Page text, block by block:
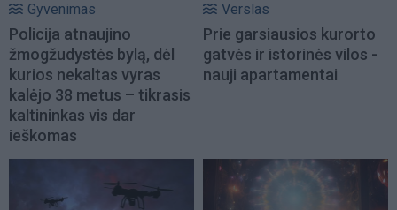
Gyvenimas
Policija atnaujino
žmogžudystės bylą, dėl
kurios nekaltas vyras
kalėjo 38 metus – tikrasis
kaltininkas vis dar
ieškomas
Verslas
Prie garsiausios kurorto
gatvės ir istorinės vilos -
nauji apartamentai